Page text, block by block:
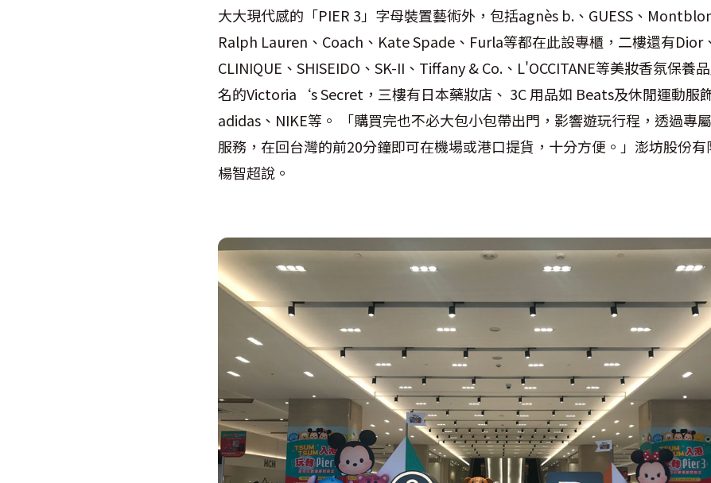
大大現代感的「PIER 3」字母裝置藝術外，包括agnès b.、GUESS、
Ralph Lauren、Coach、Kate Spade、Furla等都在此設專櫃，二樓還有Dior
CLINIQUE、SHISEIDO、SK-II、Tiffany & Co.、L'OCCITANE等美妝香氛保養
名的Victoria‘s Secret，三樓有日本藥妝店、 3C 用品如 Beats及休閒運動服
adidas、NIKE等。 「購買完也不必大包小包帶出門，影響遊玩行程，透過專
服務，在回台灣的前20分鐘即可在機場或港口提貨，十分方便。」澎坊股份有
楊智超說。